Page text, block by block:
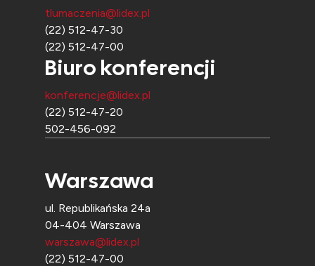
tlumaczenia@lidex.pl
(22) 512-47-30
(22) 512-47-00
Biuro konferencji
konferencje@lidex.pl
(22) 512-47-20
502-456-092
Warszawa
ul. Republikańska 24a
04-404 Warszawa
warszawa@lidex.pl
(22) 512-47-00